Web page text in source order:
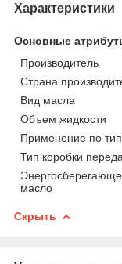
Характеристики
Основные
Производитель
Страна
Вид масла
Объем жидкости
Применение по
Тип коробки
масло
Скрыть